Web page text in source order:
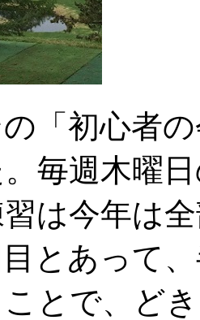
の「初心者
毎週木曜
は今年は
とあって
ことで、ど